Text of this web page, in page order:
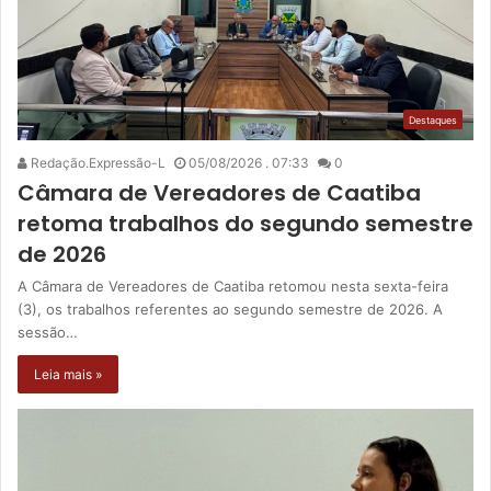
Destaques
Redação.Expressão-L 05/08/2026 . 07:33 0
Câmara de Vereadores de Caatiba
retoma trabalhos do segundo semestre
de 2026
A Câmara de Vereadores de Caatiba retomou nesta sexta-feira
(3), os trabalhos referentes ao segundo semestre de 2026. A
sessão…
Leia mais »